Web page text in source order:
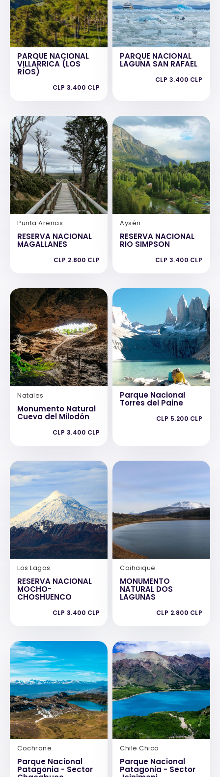
PARQUE NACIONAL
VILLARRICA (LOS
RÍOS)
CLP 3.400 CLP
PARQUE NACIONAL
LAGUNA SAN RAFAEL
CLP 3.400 CLP
Punta Arenas
RESERVA NACIONAL
MAGALLANES
CLP 2.800 CLP
Aysén
RESERVA NACIONAL
RIO SIMPSON
CLP 3.400 CLP
Natales
Monumento Natural
Cueva del Milodón
CLP 3.400 CLP
Parque Nacional
Torres del Paine
CLP 5.200 CLP
Los Lagos
RESERVA NACIONAL
MOCHO-
CHOSHUENCO
CLP 3.400 CLP
Coihaique
MONUMENTO
NATURAL DOS
LAGUNAS
CLP 2.800 CLP
Cochrane
Parque Nacional
Patagonia - Sector
Chile Chico
Parque Nacional
Patagonia - Sector